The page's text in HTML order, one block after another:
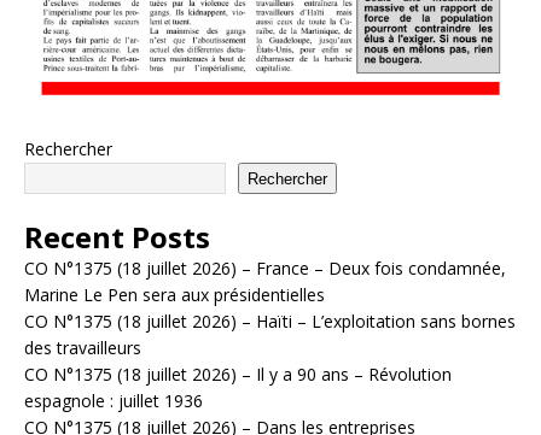
Rechercher
Rechercher
Recent Posts
CO N°1375 (18 juillet 2026) – France – Deux fois condamnée,
Marine Le Pen sera aux présidentielles
CO N°1375 (18 juillet 2026) – Haïti – L’exploitation sans bornes
des travailleurs
CO N°1375 (18 juillet 2026) – Il y a 90 ans – Révolution
espagnole : juillet 1936
CO N°1375 (18 juillet 2026) – Dans les entreprises